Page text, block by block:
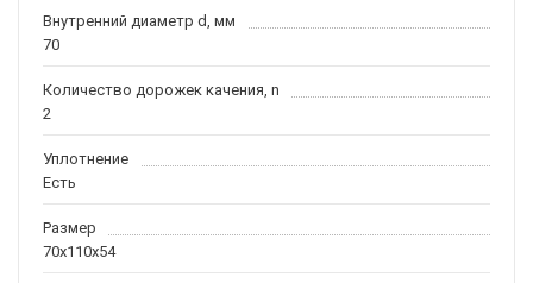
Внутренний диаметр d, мм
70
Количество дорожек качения, n
2
Уплотнение
Есть
Размер
70x110x54